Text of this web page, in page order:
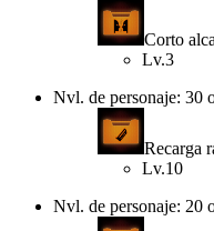
Corto
Lv.3
Nvl. de personaje: 30
Recarga
Lv.10
Nvl. de personaje: 20